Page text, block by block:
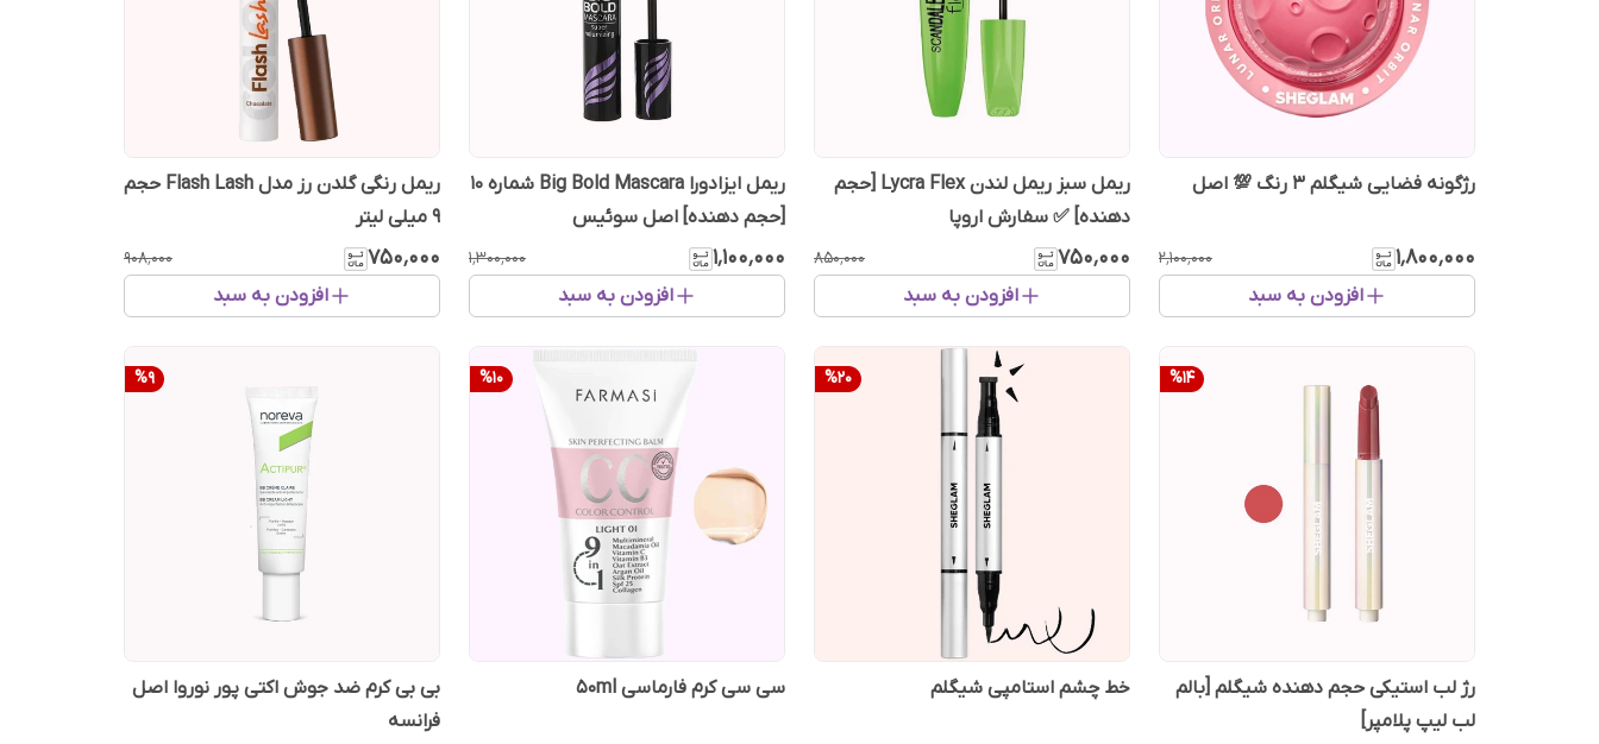
رژگونه فضایی شیگلم 3 رنگ 💯 اصل
۱٬۸۰۰٬۰۰۰ ۲٬۱۰۰٬۰۰۰
افزودن به سبد
ریمل سبز ریمل لندن Lycra Flex [حجم
دهنده] ✅ سفارش اروپا
۷۵۰٬۰۰۰ ۸۵۰٬۰۰۰
افزودن به سبد
ریمل ایزادورا Big Bold Mascara شماره 10
[حجم دهنده] اصل سوئیس
۱٬۱۰۰٬۰۰۰ ۱٬۳۰۰٬۰۰۰
افزودن به سبد
ریمل رنگی گلدن رز مدل Flash Lash حجم
9 میلی لیتر
۷۵۰٬۰۰۰ ۹۰۸٬۰۰۰
افزودن به سبد
%14
رژ لب استیکی حجم دهنده شیگلم [بالم
لب لیپ پلامپر]
%20
خط چشم استامپی شیگلم
%10
سی سی کرم فارماسی 50ml
%9
بی بی کرم ضد جوش اکتی پور نوروا اصل
فرانسه